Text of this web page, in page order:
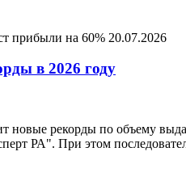
прибыли на 60% 20.07.2026
в 2026 году
новые рекорды по объему
РА". При этом